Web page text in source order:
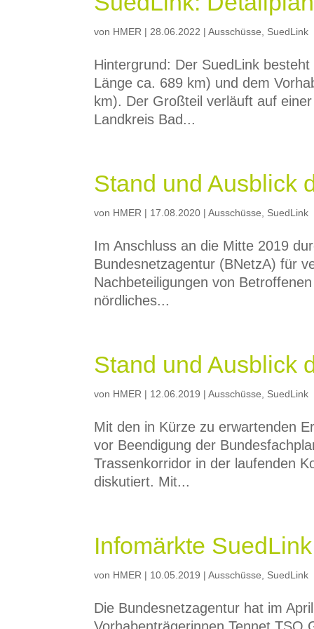
von HMER | 28.06.2022 |Ausschüsse SuedLink
Hintergrund: Der SuedLink
Länge ca. 689 km) und dem
km). Der Großteil verläuft auf
Landkreis Bad...
Stand und Ausblick
von HMER | 17.08.2020 |Ausschüsse SuedLink
Im Anschluss an die Mitte 2019
Bundesnetzagentur (BNetzA) für
Nachbeteiligungen von
nördliches...
Stand und Ausblick
von HMER | 12.06.2019 |Ausschüsse SuedLink
Mit den in Kürze zu erwartenden
vor Beendigung der
Trassenkorridor in der laufenden
diskutiert. Mit...
Infomärkte SuedLink
von HMER | 10.05.2019 |Ausschüsse SuedLink
Die Bundesnetzagentur hat im